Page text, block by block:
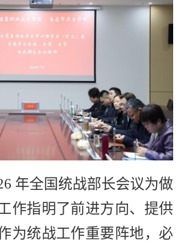
年全国统战部长会议为做
作指明了前进方向、提供
为统战工作重要阵地，必